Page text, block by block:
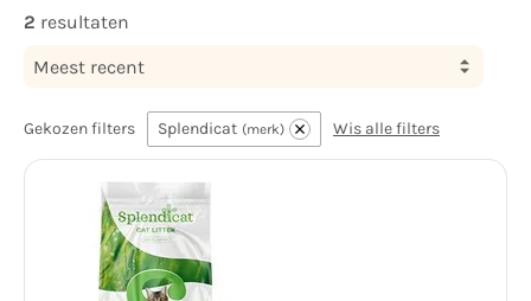
2 resultaten
Meest recent
Gekozen filters Splendicat merk Wis alle filters